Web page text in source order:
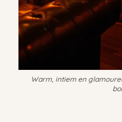
Warm, intiem en